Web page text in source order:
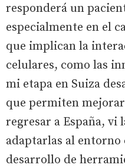
responderá un
especialmente en el
que implican la
celulares, como las
mi etapa en Suiza
que permiten
regresar a España, vi
adaptarlas al
desarrollo de